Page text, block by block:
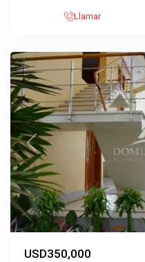
Llamar
Previous
USD350,000